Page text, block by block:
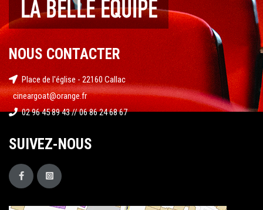
NOUS CONTACTER
Place de l'église - 22160 Callac
cineargoat@orange.fr
02 96 45 89 43 // 06 86 24 68 67
SUIVEZ-NOUS